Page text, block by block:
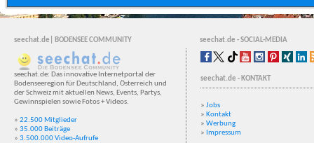
seechat.de| BODENSEE COMMUNITY seechat.de - SOCIAL-MEDIA
seechat.de: Das innovative Internetportal der
Bodenseeregion für Deutschland, Österreich und
der Schweiz mit aktuellen News, Events, Partys,
Gewinnspielen sowie Fotos + Videos.
» 22.500 Mitglieder
» 35.000 Beiträge
» 3.500.000 Video-Aufrufe
seechat.de - KONTAKT
» Jobs
» Kontakt
» Werbung
» Impressum